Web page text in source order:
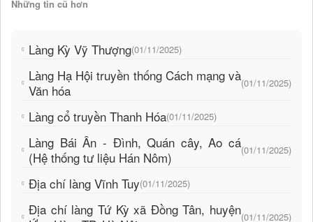
Những tin cũ hơn
Làng Kỳ Vỹ Thượng(01/11/2025)
Làng Hạ Hội truyền thống Cách mạng và
Văn hóa
(01/11/2025)
Làng cổ truyền Thanh Hóa(01/11/2025)
Làng Bái Ân - Đình, Quán cây, Ao cá
(Hệ thống tư liệu Hán Nôm)
(01/11/2025)
Địa chí làng Vĩnh Tuy(01/11/2025)
Địa chí làng Tứ Kỳ xã Đồng Tân, huyện(01/11/2025)